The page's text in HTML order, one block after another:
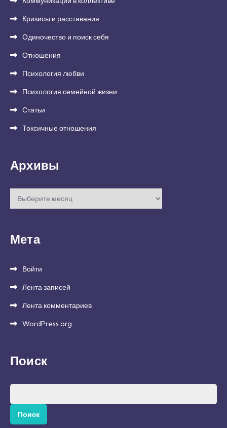
Кризисы и расставания
Одиночество и поиск себя
Отношения
Психология любви
Психология семейной жизни
Статьи
Токсичные отношения
Архивы
Архивы
Мета
Войти
Лента записей
Лента комментариев
WordPress.org
Поиск